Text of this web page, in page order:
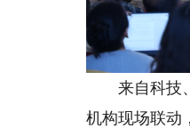
来自科技、
机构现场联动